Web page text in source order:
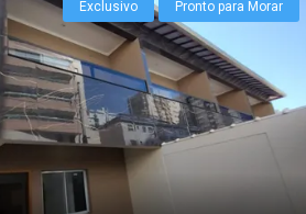
Exclusivo Pronto para Morar